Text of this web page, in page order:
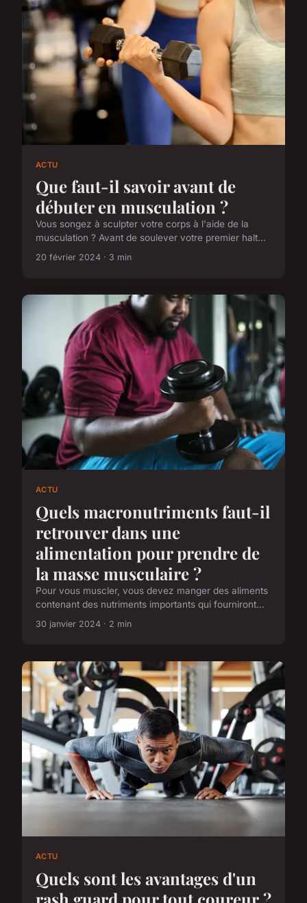
ACTU
Que faut-il savoir avant de
débuter en musculation ?
Vous songez à sculpter votre corps à l'aide de la
musculation ? Avant de soulever votre premier halt...
20 février 2024 · 3 min
ACTU
Quels macronutriments faut-il
retrouver dans une
alimentation pour prendre de
la masse musculaire ?
Pour vous muscler, vous devez manger des aliments
contenant des nutriments importants qui fourniront...
30 janvier 2024 · 2 min
ACTU
Quels sont les avantages d'un
rash guard pour tout coureur ?